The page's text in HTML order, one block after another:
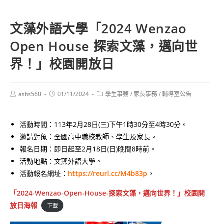
文藻外語大學「2024 Wenzao
Open House 探索文藻，邁向世
界！」校園開放日
Postashs560
Post01/11/2024
Post學生事務/ 家長事務/輔導室公告
活動時間：113年2月28日(三)下午1時30分至4時30分。
邀請對象：全國高中職校教師、學生及家長。
報名日期：即日起至2月18日(日)晚間8時前。
活動地點：文藻外語大學。
活動報名網址： https://reurl.cc/M4b83p 。
「2024-Wenzao-Open-House-探索文藻，邁向世界！」校園開
放日海報
下載